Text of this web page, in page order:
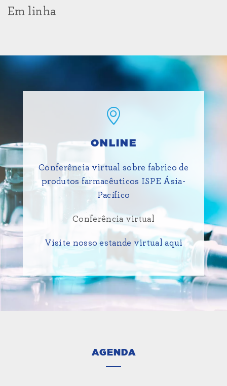
Em linha
ONLINE
Conferência virtual sobre fabrico de
produtos farmacêuticos ISPE Ásia-
Pacífico
Conferência virtual
Visite nosso estande virtual aqui
AGENDA